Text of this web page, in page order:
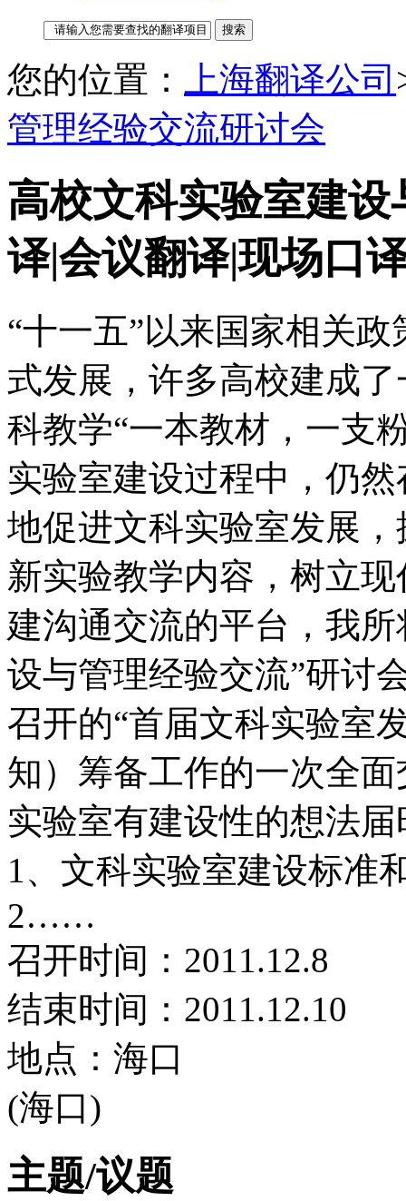
您的位置： 上海翻译公司
管理经验交流研讨会
高校文科实验室建
译|会议翻译|现场口
“十一五”以来国家相关
式发展，许多高校建成
科教学“一本教材，一支
实验室建设过程中，仍
地促进文科实验室发展
新实验教学内容，树立
建沟通交流的平台，我
设与管理经验交流”研讨
召开的“首届文科实验室
知）筹备工作的一次全
实验室有建设性的想法
1、文科实验室建设标准
2……
召开时间：2011.12.8
结束时间：2011.12.10
地点：海口
(海口)
主题/议题